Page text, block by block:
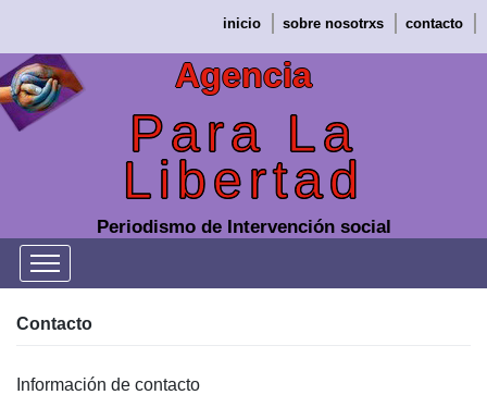
contenido
inicio sobre nosotrxs contacto
Agencia
Para La
Libertad
Periodismo de Intervención social
Contacto
Información de contacto